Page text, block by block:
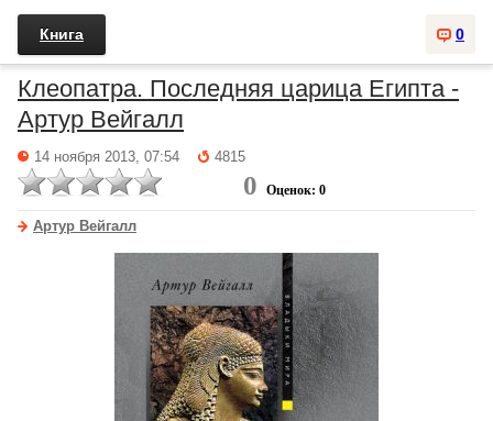
0
Книга
Клеопатра. Последняя царица Египта -
Артур Вейгалл
14 ноября 2013, 07:54 4815
0 Оценок: 0
Артур Вейгалл